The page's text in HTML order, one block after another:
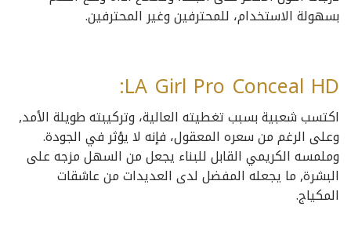
بسهولة الاستخدام، للمحترفين وغير المحترفين.
LA Girl Pro Conceal HD:
اكتسب شعبية بسبب تغطيته العالية، وتركيبته طويلة الأمد,
وعلى الرغم من سعره المعقول، فإنه لا يؤثر في الجودة.
وملمسه الكريمي القابل للبناء يجعل من السهل مزجه على
البشرة, ما يجعله المفضل لدى العديدات من عاشقات
المكياج.